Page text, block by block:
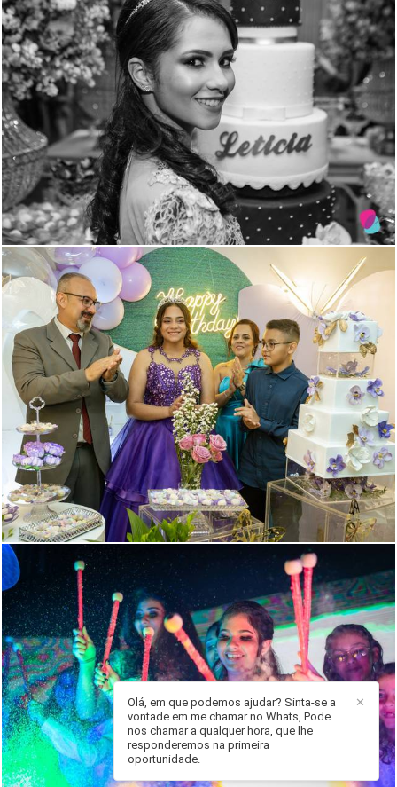
1880 4
434 70
1769 1
✕
Olá, em que podemos ajudar? Sinta-se a
vontade em me chamar no Whats, Pode
nos chamar a qualquer hora, que lhe
responderemos na primeira
oportunidade.